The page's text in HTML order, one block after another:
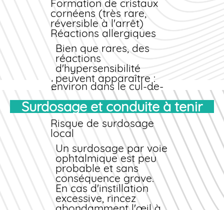
Pour appliquer la
pommade :
Lavez-vous les mains
Formez une poche avec
la paupière inférieure
Déposez un cordon de
pommade de 1 cm
environ dans le cul-de-
sac conjonctival
Fermez l'œil et massez
doucement la paupière
pour répartir le produit
Essuyez l'excédent avec
un mouchoir propre
La pommade est
généralement
appliquée 2 à 3 fois
par jour, de
préférence le soir au
Formation de cristaux
cornéens (très rare,
réversible à l'arrêt)
Réactions allergiques
Bien que rares, des
réactions
d'hypersensibilité
peuvent apparaître :
Rougeur conjonctivale
accrue
Œdème palpébral
Démangeaisons intenses
Larmoiement excessif
En cas de réaction
allergique, arrêtez
immédiatement le
traitement et
contactez notre
service
Surdosage et conduite à tenir
Risque de surdosage
local
Un surdosage par voie
ophtalmique est peu
probable et sans
conséquence grave.
En cas d'instillation
excessive, rincez